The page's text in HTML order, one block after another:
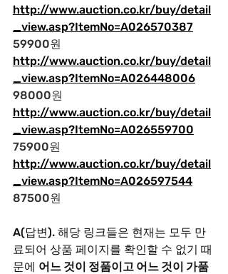
http://www.auction.co.kr/buy/detail
_view.asp?ItemNo=A026570387
59900원
http://www.auction.co.kr/buy/detail
_view.asp?ItemNo=A026448006
98000원
http://www.auction.co.kr/buy/detail
_view.asp?ItemNo=A026559700
75900원
http://www.auction.co.kr/buy/detail
_view.asp?ItemNo=A026597544
87500원
A(답변). 해당 링크들은 현재는 모두 만
료되어 상품 페이지를 확인할 수 없기 때
문에 어느 것이 정품이고 어느 것이 가품